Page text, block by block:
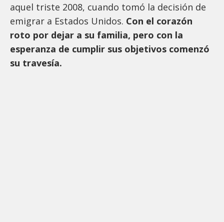
aquel triste 2008, cuando tomó la decisión de
emigrar a Estados Unidos. Con el corazón
roto por dejar a su familia, pero con la
esperanza de cumplir sus objetivos comenzó
su travesía.